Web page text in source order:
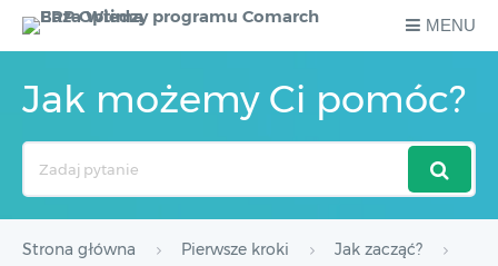
MENU
Jak możemy Ci pomóc?
Strona główna Pierwsze kroki
Jak zacząć?